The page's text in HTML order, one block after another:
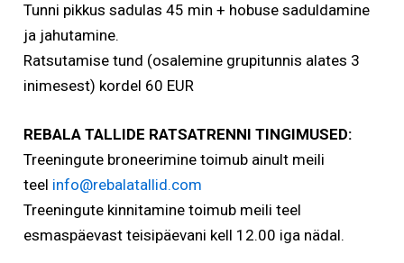
Tunni pikkus sadulas 45 min + hobuse saduldamine
ja jahutamine.
Ratsutamise tund (osalemine grupitunnis alates 3
inimesest) kordel 60 EUR
REBALA TALLIDE RATSATRENNI TINGIMUSED:
Treeningute broneerimine toimub ainult meili
teel info@rebalatallid.com
Treeningute kinnitamine toimub meili teel
esmaspäevast teisipäevani kell 12.00 iga nädal.